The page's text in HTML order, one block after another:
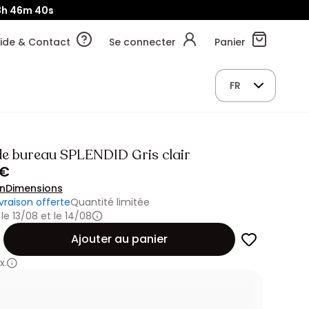
46m 38s
& Contact Se connecter Panier
FR
bureau SPLENDID Gris clair
Dimensions
offerteQuantité limitée
13/08 et le 14/08
Ajouter au panier